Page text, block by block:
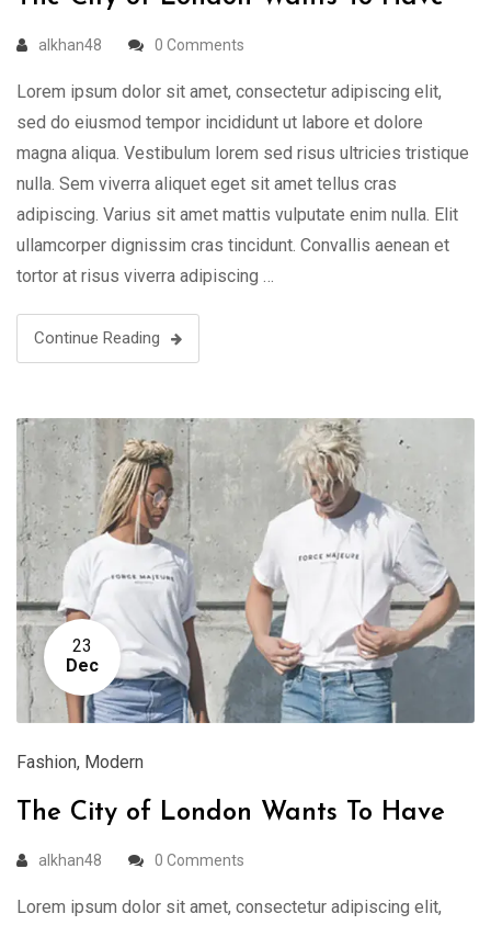
alkhan48 0 Comments
Lorem ipsum dolor sit amet, consectetur adipiscing elit,
sed do eiusmod tempor incididunt ut labore et dolore
magna aliqua. Vestibulum lorem sed risus ultricies tristique
nulla. Sem viverra aliquet eget sit amet tellus cras
adipiscing. Varius sit amet mattis vulputate enim nulla. Elit
ullamcorper dignissim cras tincidunt. Convallis aenean et
tortor at risus viverra adipiscing …
Continue Reading
23
Dec
Fashion, Modern
The City of London Wants To Have
alkhan48 0 Comments
Lorem ipsum dolor sit amet, consectetur adipiscing elit,